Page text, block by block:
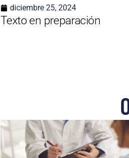
diciembre 25, 2024
Texto en preparación